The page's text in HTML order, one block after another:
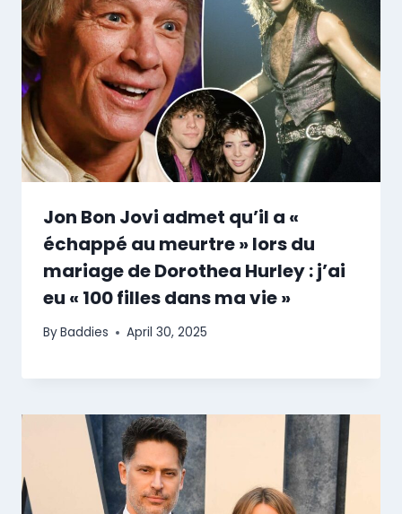
Jon Bon Jovi admet qu’il a «
échappé au meurtre » lors du
mariage de Dorothea Hurley : j’ai
eu « 100 filles dans ma vie »
ByBaddies April 30, 2025